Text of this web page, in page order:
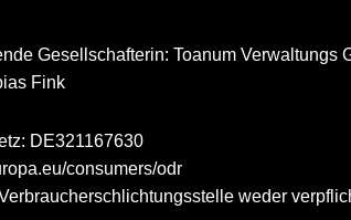
Gesellschafterin: Toanum Verwaltungs
Fink
DE321167630
consumers/odr
weder